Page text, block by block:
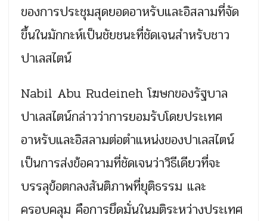
ของการประชุมสุดยอดอาหรับและอิสลามที่จัด
ขึ้นในมักกะห์เป็นชัยชนะที่ชัดเจนสำหรับชาว
ปาเลสไตน์
Nabil Abu Rudeineh โฆษกของรัฐบาล
ปาเลสไตน์กล่าวว่าการยอมรับโดยประเทศ
อาหรับและอิสลามต่อตำแหน่งของปาเลสไตน์
เป็นการส่งข้อความที่ชัดเจนว่าวิธีเดียวที่จะ
บรรลุข้อตกลงสันติภาพที่ยุติธรรม และ
ครอบคลุม คือการยึดมั่นในมติระหว่างประเทศ